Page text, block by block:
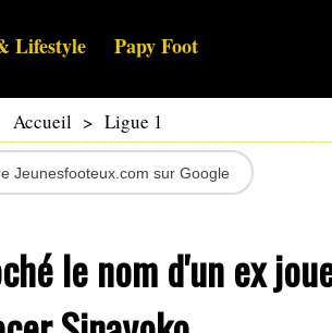
Lifestyle Papy Foot
Accueil > Ligue 1
Jeunesfooteux.com sur Google
le nom d'un ex